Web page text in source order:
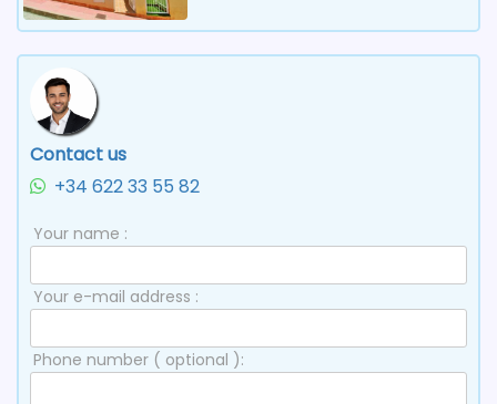
Contact us
+34 622 33 55 82
Your name :
Your e-mail address :
Phone number ( optional ):